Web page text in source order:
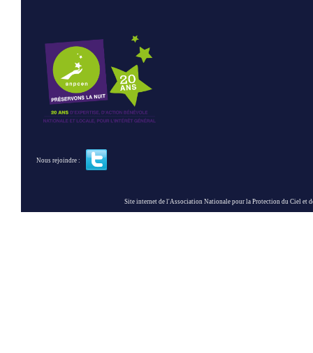
Nous rejoindre :
Site internet de l'Association Nationale pour la Protection du Ciel et de